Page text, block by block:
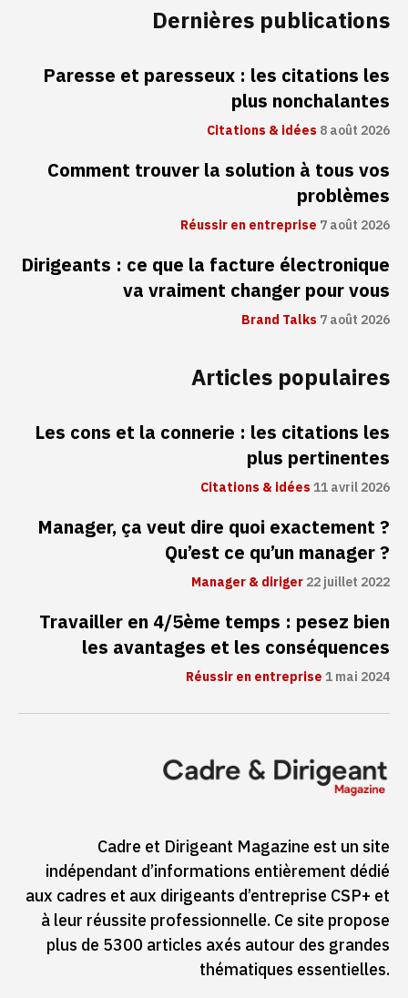
Dernières publications
Paresse et paresseux : les citations les
plus nonchalantes
Citations & idées8 août 2026
Comment trouver la solution à tous vos
problèmes
Réussir en entreprise 7 août 2026
Dirigeants : ce que la facture électronique
va vraiment changer pour vous
Brand Talks7 août 2026
Articles populaires
Les cons et la connerie : les citations les
plus pertinentes
Citations & idées11 avril 2026
Manager, ça veut dire quoi exactement ?
Qu’est ce qu’un manager ?
Manager & diriger22 juillet 2022
Travailler en 4/5ème temps : pesez bien
les avantages et les conséquences
Réussir en entreprise1 mai 2024
Cadre et Dirigeant Magazine est un site
indépendant d’informations entièrement dédié
aux cadres et aux dirigeants d’entreprise CSP+ et
à leur réussite professionnelle. Ce site propose
plus de 5300 articles axés autour des grandes
thématiques essentielles.